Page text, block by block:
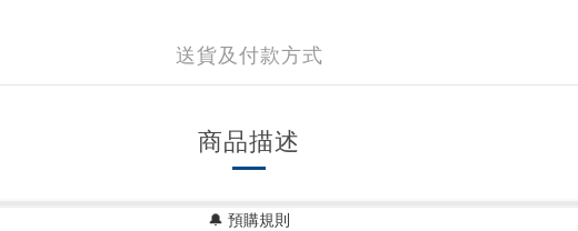
送貨及付款方式
商品描述
🔔 預購規則